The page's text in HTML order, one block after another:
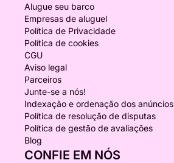
Alugue seu barco
Empresas de aluguel
Política de Privacidade
Política de cookies
CGU
Aviso legal
Parceiros
Junte-se a nós!
Indexação e ordenação dos anúncios
Política de resolução de disputas
Política de gestão de avaliações
Blog
CONFIE EM NÓS